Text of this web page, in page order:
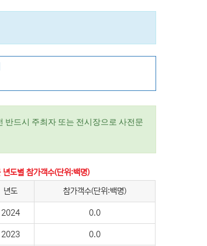
반드시 주최자 또는 전시장으로 사전문
년도별 참가객수(단위:백명)
년도
참가객수(단위:백명)
2024 0.0
2023 0.0